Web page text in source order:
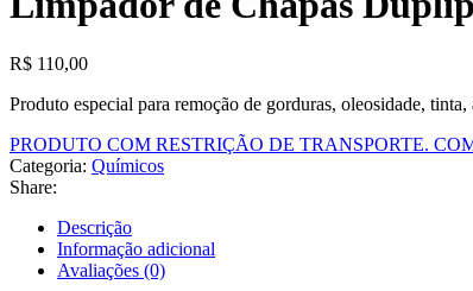
R$ 110,00
Produto especial para remoção de gorduras, oleosidade,
PRODUTO COM RESTRIÇÃO DE TRANSPORTE.
Categoria: Químicos
Share:
Descrição
Informação adicional
Avaliações (0)